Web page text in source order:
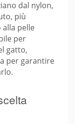
dal nylon,
più
pelle
per
gatto,
per garantire